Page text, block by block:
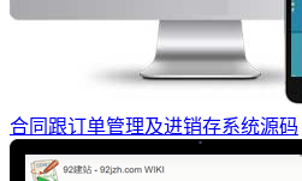
合同跟订单管理及进销存系统源码